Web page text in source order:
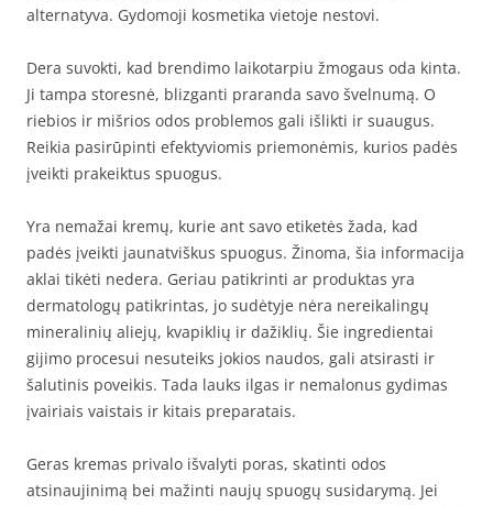
alternatyva. Gydomoji kosmetika vietoje nestovi.
Dera suvokti, kad brendimo laikotarpiu žmogaus oda kinta.
Ji tampa storesnė, blizganti praranda savo švelnumą. O
riebios ir mišrios odos problemos gali išlikti ir suaugus.
Reikia pasirūpinti efektyviomis priemonėmis, kurios padės
įveikti prakeiktus spuogus.
Yra nemažai kremų, kurie ant savo etiketės žada, kad
padės įveikti jaunatviškus spuogus. Žinoma, šia informacija
aklai tikėti nedera. Geriau patikrinti ar produktas yra
dermatologų patikrintas, jo sudėtyje nėra nereikalingų
mineralinių aliejų, kvapiklių ir dažiklių. Šie ingredientai
gijimo procesui nesuteiks jokios naudos, gali atsirasti ir
šalutinis poveikis. Tada lauks ilgas ir nemalonus gydimas
įvairiais vaistais ir kitais preparatais.
Geras kremas privalo išvalyti poras, skatinti odos
atsinaujinimą bei mažinti naujų spuogų susidarymą. Jei